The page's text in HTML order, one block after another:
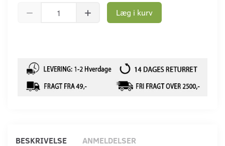
Læg i kurv
BESKRIVELSE ANMELDELSER